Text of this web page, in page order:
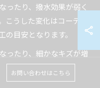
ったり、撥水効果が弱く
うした変化はコーティ
目安となります。
ったり、細かなキズが増
検討すべきです。一般的
2〜3年、セラミック系は
お問い合わせはこちら